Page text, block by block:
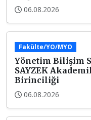
06.08.2026
Fakülte/YO/MYO
Yönetim Bilişim
SAYZEK
Birinciliği
06.08.2026